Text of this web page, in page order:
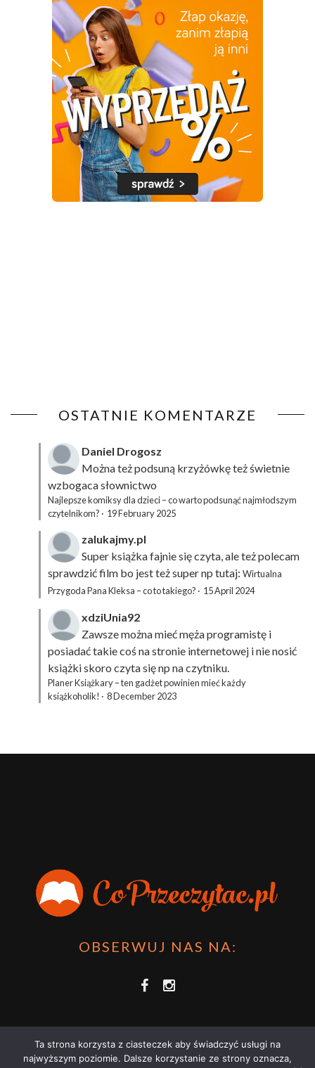
OSTATNIE KOMENTARZE
Daniel Drogosz
Można też podsuną krzyżówkęteż świetnie
wzbogaca słownictwo
Najlepsze komiksy dla dzieci – co warto podsunąć najmłodszym
czytelnikom? · 19 February 2025
zalukajmy.pl
Super książka fajnie się czyta, ale też polecam
sprawdzić film bo jest też super np tutaj: Wirtualna
Przygoda Pana Kleksa – co to takiego? · 15 April 2024
xdziUnia92
Zawsze można mieć męża programistę i
posiadać takie coś na stronie internetowej i nie nosić
książki skoro czyta się np na czytniku.
Planer Książkary – ten gadżet powinien mieć każdy
książkoholik! · 8 December 2023
OBSERWUJ NAS NA:
Ta strona korzysta z ciasteczek aby świadczyć usługi na
najwyższym poziomie. Dalsze korzystanie ze strony oznacza,